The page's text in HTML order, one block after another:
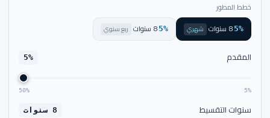
خطط المطور
5%
·8 سنوات شهري 5%
·8 سنوات ربع سنوي
المقدم 5%
5%
50%
سنوات التقسيط 8 سنوات